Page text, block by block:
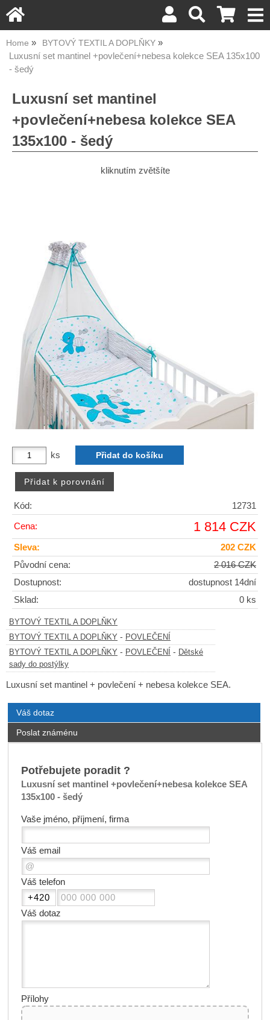
Home BYTOVÝ TEXTIL A DOPLŇKY
Luxusní set mantinel +povlečení+nebesa kolekce SEA 135x100
- šedý
Luxusní set mantinel
+povlečení+nebesa kolekce SEA
135x100 - šedý
kliknutím zvětšíte
ks
Kód: 12731
Cena: 1 814 CZK
Sleva:
202 CZK
Původní cena:
2 016 CZK
Dostupnost:
dostupnost 14dní
Sklad:
0 ks
BYTOVÝ TEXTIL A DOPLŇKY
BYTOVÝ TEXTIL A DOPLŇKY - POVLEČENÍ
BYTOVÝ TEXTIL A DOPLŇKY - POVLEČENÍ - Dětské
sady do postýlky
Luxusní set mantinel + povlečení + nebesa kolekce SEA.
Váš dotaz
Poslat známénu
Potřebujete poradit ?
Luxusní set mantinel +povlečení+nebesa kolekce SEA
135x100 - šedý
Vaše jméno, příjmení, firma
Váš email
Váš telefon
Váš dotaz
Přílohy